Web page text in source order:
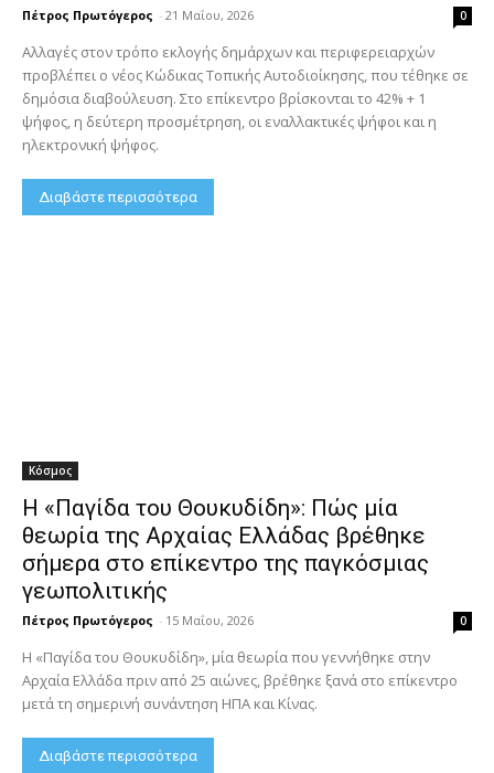
Πέτρος Πρωτόγερος - 21 Μαΐου, 2026 0
Αλλαγές στον τρόπο εκλογής δημάρχων και περιφερειαρχών
προβλέπει ο νέος Κώδικας Τοπικής Αυτοδιοίκησης, που τέθηκε σε
δημόσια διαβούλευση. Στο επίκεντρο βρίσκονται το 42% + 1
ψήφος, η δεύτερη προσμέτρηση, οι εναλλακτικές ψήφοι και η
ηλεκτρονική ψήφος.
Διαβάστε περισσότερα
Κόσμος
Η «Παγίδα του Θουκυδίδη»: Πώς μία
θεωρία της Αρχαίας Ελλάδας βρέθηκε
σήμερα στο επίκεντρο της παγκόσμιας
γεωπολιτικής
Πέτρος Πρωτόγερος - 15 Μαΐου, 2026 0
Η «Παγίδα του Θουκυδίδη», μία θεωρία που γεννήθηκε στην
Αρχαία Ελλάδα πριν από 25 αιώνες, βρέθηκε ξανά στο επίκεντρο
μετά τη σημερινή συνάντηση ΗΠΑ και Κίνας.
Διαβάστε περισσότερα